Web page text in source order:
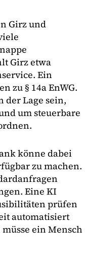
Girz und
Girz etwa
Ein
zu § 14a EnWG.
der Lage sein,
um steuerbare
könne dabei
zu machen.
Eine KI
prüfen
automatisiert
ein Mensch